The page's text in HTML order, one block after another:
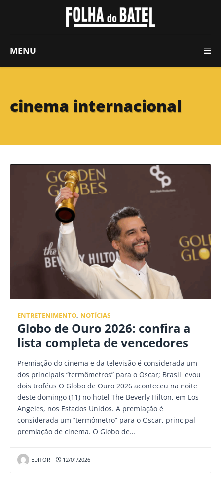
MENU
cinema internacional
ENTRETENIMENTO, NOTÍCIAS
Globo de Ouro 2026: confira a
lista completa de vencedores
Premiação do cinema e da televisão é considerada um
dos principais “termômetros” para o Oscar; Brasil levou
dois troféus O Globo de Ouro 2026 aconteceu na noite
deste domingo (11) no hotel The Beverly Hilton, em Los
Angeles, nos Estados Unidos. A premiação é
considerada um “termômetro” para o Oscar, principal
premiação de cinema. O Globo de…
EDITOR 12/01/2026